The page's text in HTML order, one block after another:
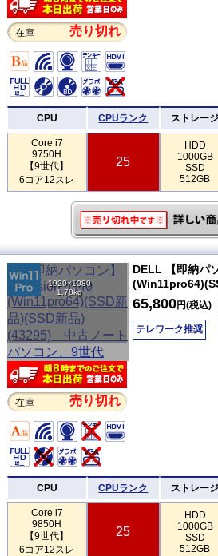
在庫 売り切れ
CPU CPUランク ストレージ
Core i7
9750H
【9世代】
6コア12スレ
25
HDD
1000GB
SSD
512GB
1920×1080
1.78kg
在庫 売り切れ
DELL 【即納パ
65,800円(税込)
テレワーク推奨
CPU CPUランク ストレージ
Core i7
9850H
【9世代】
6コア12スレ
25
HDD
1000GB
SSD
512GB